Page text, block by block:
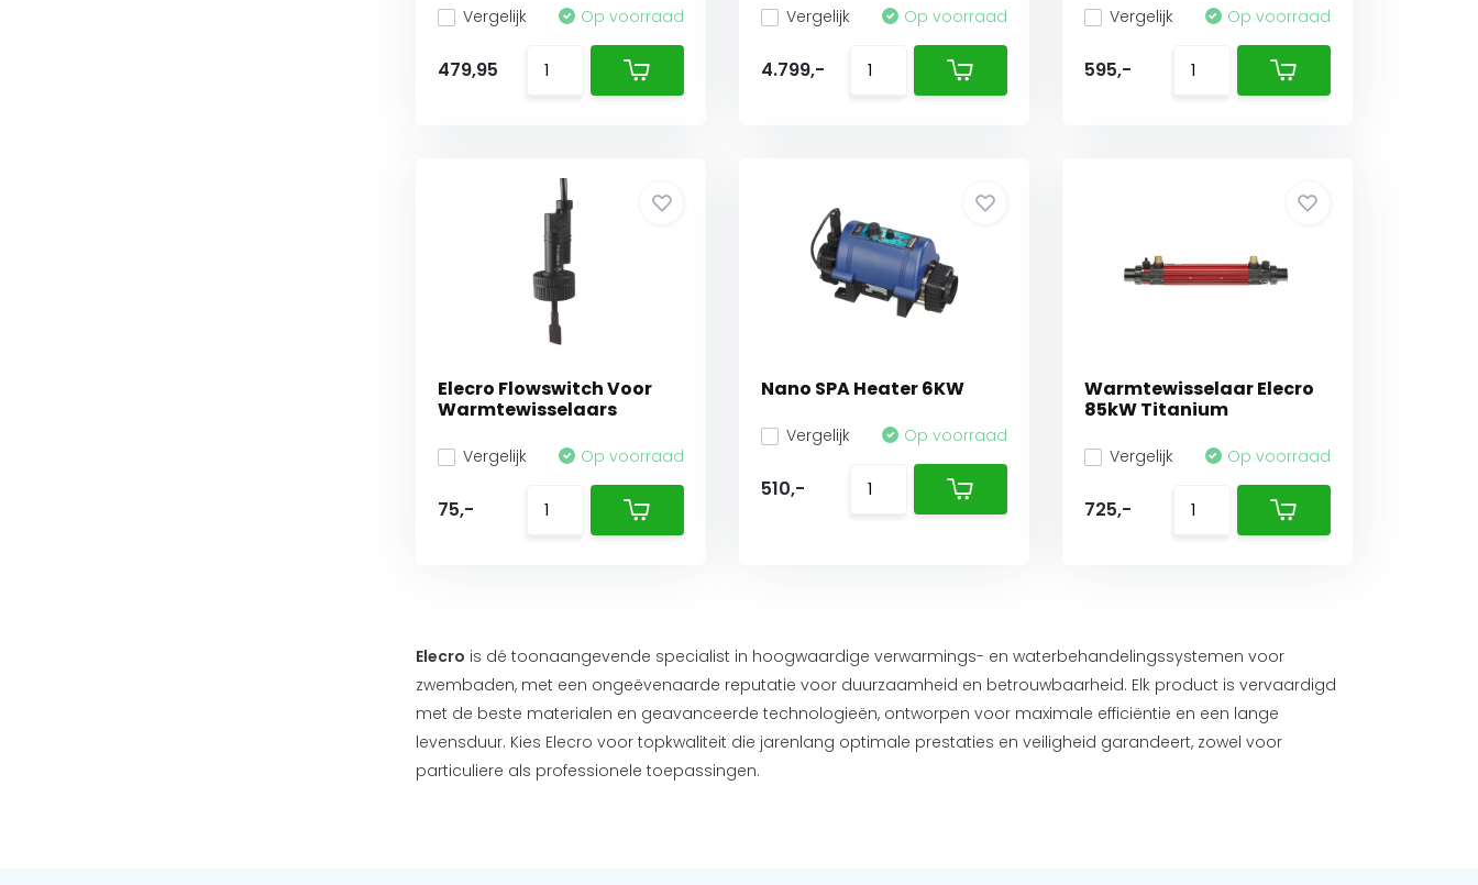
Vergelijk Op voorraad
479,95
Vergelijk Op voorraad
4.799,-
Vergelijk Op voorraad
595,-
Elecro Flowswitch Voor
Warmtewisselaars
Vergelijk Op voorraad
75,-
Nano SPA Heater 6KW
Vergelijk Op voorraad
510,-
Warmtewisselaar Elecro
85kW Titanium
Vergelijk Op voorraad
725,-
Elecro is dé toonaangevende specialist in hoogwaardige verwarmings- en waterbehandelingssystemen voor
zwembaden, met een ongeëvenaarde reputatie voor duurzaamheid en betrouwbaarheid. Elk product is vervaardigd
met de beste materialen en geavanceerde technologieën, ontworpen voor maximale efficiëntie en een lange
levensduur. Kies Elecro voor topkwaliteit die jarenlang optimale prestaties en veiligheid garandeert, zowel voor
particuliere als professionele toepassingen.